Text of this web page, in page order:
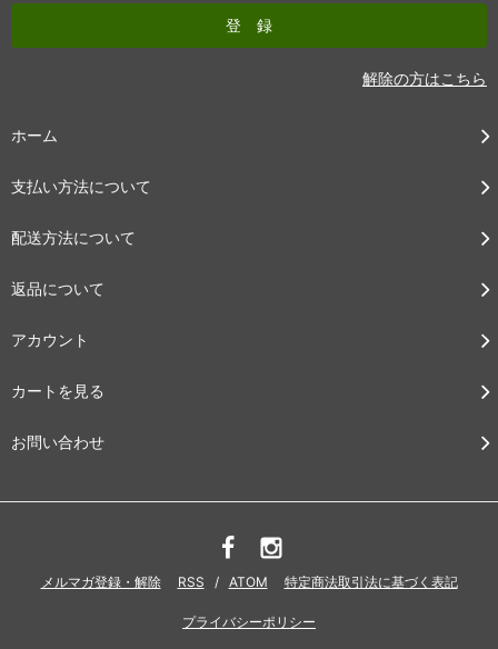
解除の方はこちら
ホーム
支払い方法について
配送方法について
返品について
アカウント
カートを見る
お問い合わせ
メルマガ登録・解除 RSS / ATOM 特定商法取引法に基づく表記
プライバシーポリシー